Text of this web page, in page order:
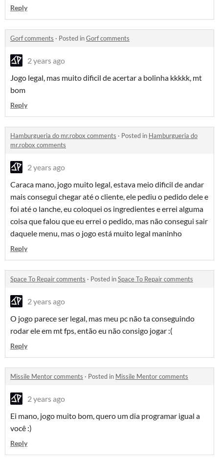
Reply
Gorf comments · Posted inGorf comments
2 years ago
Jogo legal, mas muito dificil de acertar a bolinha kkkkk, mt
bom
Reply
Hamburgueria do mr.robox comments · Posted in Hamburgueria do
mr.robox comments
2 years ago
Caraca mano, jogo muito legal, estava meio dificil de andar
mais consegui chegar até o cliente, ele pediu o pedido dele e
foi até o lanche, eu coloquei os ingredientes e errei alguma
coisa que falou que eu errei o pedido, mas não consegui sair
daquele menu, mas o jogo está muito legal maninho
Reply
Space To Repair comments · Posted inSpace To Repair comments
2 years ago
O jogo parece ser legal, mas meu pc não ta conseguindo
rodar ele em mt fps, então eu não consigo jogar :(
Reply
Missile Mentor comments · Posted in Missile Mentor comments
2 years ago
Ei mano, jogo muito bom, quero um dia programar igual a
você :)
Reply